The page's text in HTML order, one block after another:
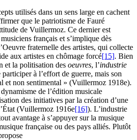
utilisés dans un sens large en cachent
que le patriotisme de Fauré
de Vuillermoz. Ce dernier est
français et s’implique dès
fraternelle des artistes, qui collecte
aux artistes en chômage forcé[15]. Bien
et la politisation des oeuvres, l’industrie
à l’effort de guerre, mais son
et non sentimental » (Vuillermoz 1918e).
de l’édition musicale
des initiatives par la création d’une
(Vuillermoz 1916e[16]). L’industrie
avantage à s’appuyer sur la musique
française ou des pays alliés. Plutôt